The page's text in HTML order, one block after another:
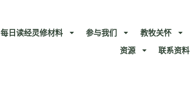
每日读经灵修材料 参与我们
教牧关怀​
资源
联系资料​